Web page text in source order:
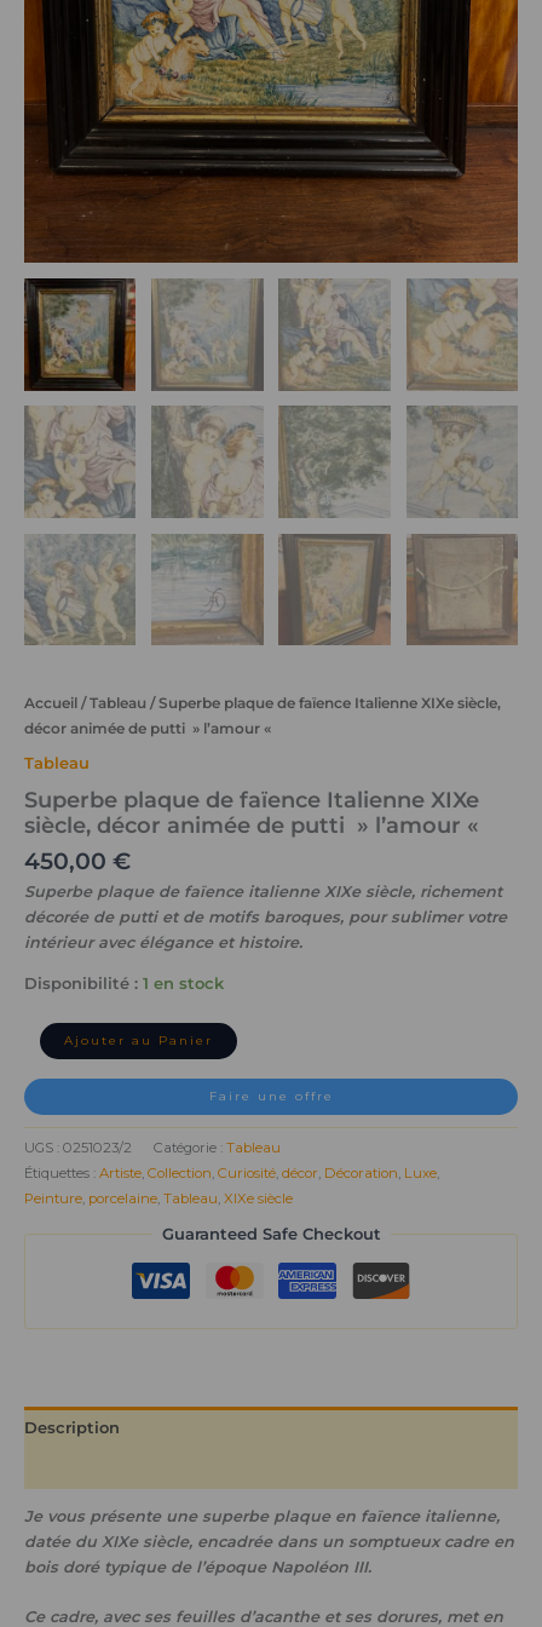
Accueil /Tableau / Superbe plaque de faïence Italienne XIXe siècle,
décor animée de putti » l’amour «
Tableau
Superbe plaque de faïence Italienne XIXe
siècle, décor animée de putti » l’amour «
450,00 €
Superbe plaque de faïence italienne XIXe siècle, richement
décorée de putti et de motifs baroques, pour sublimer votre
intérieur avec élégance et histoire.
Disponibilité : 1 en stock
Ajouter au Panier
Faire une offre
UGS : 0251023/2 Catégorie : Tableau
Étiquettes : Artiste Collection Curiosité décor Décoration Luxe
Peinture porcelaine Tableau XIXe siècle
Guaranteed Safe Checkout
Description
Je vous présente une superbe plaque en faïence italienne,
datée du XIXe siècle, encadrée dans un somptueux cadre en
bois doré typique de l’époque Napoléon III.
Ce cadre, avec ses feuilles d’acanthe et ses dorures, met en